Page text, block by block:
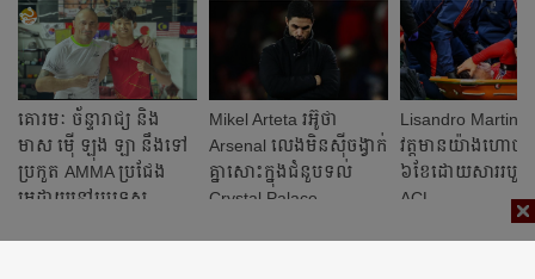
គោរមៈ​ ច័ន្ទារាជ្យ ​និង​
មាស​ ម៉ើ​ ឡុង​ ឡា​ នឹង​ទៅ​
ប្រកួត​ AMMA​ ប្រជែង​
មេដាយ​នៅ​ប្រទេស​
Mikel Arteta ​រអ៊ូ​ថា​​
Arsenal លេង​មិន​ស៊ី​ចង្វាក់​
គ្នា​​សោះ​ក្នុង​ជំនួប​ទល់
Crystal Palace
Lisandro
វត្តមាន​យ៉ាង​ហោ
៦​ខែ​ដោយ​សារ​របួ
ACL